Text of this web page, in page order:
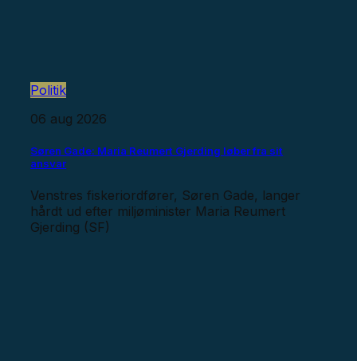
Politik
06 aug 2026
Søren Gade: Maria Reumert Gjerding løber fra sit
ansvar
Venstres fiskeriordfører, Søren Gade, langer
hårdt ud efter miljøminister Maria Reumert
Gjerding (SF)